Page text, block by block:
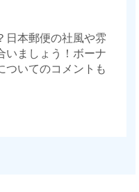
日本郵便の社風や雰
いましょう！ボーナ
ついてのコメントも